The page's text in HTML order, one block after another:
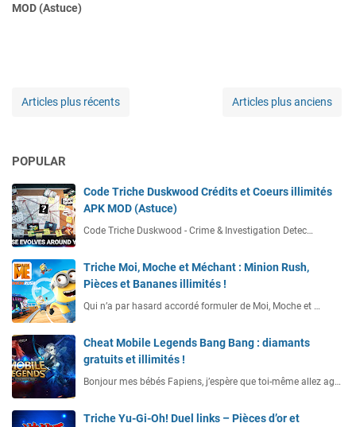
MOD (Astuce)
Articles plus récents Articles plus anciens
POPULAR
Code Triche Duskwood Crédits et Coeurs illimités
APK MOD (Astuce)
Code Triche Duskwood - Crime & Investigation Detec…
Triche Moi, Moche et Méchant : Minion Rush,
Pièces et Bananes illimités !
Qui n’a par hasard accordé formuler de Moi, Moche et …
Cheat Mobile Legends Bang Bang : diamants
gratuits et illimités !
Bonjour mes bébés Fapiens, j’espère que toi-même allez ag…
Triche Yu-Gi-Oh! Duel links – Pièces d’or et